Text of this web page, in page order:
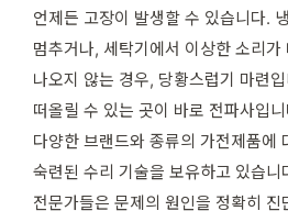
언제든 고장이 발생할 수 있습니다.
멈추거나, 세탁기에서 이상한 소리가
나오지 않는 경우, 당황스럽기 마련
떠올릴 수 있는 곳이 바로 전파사입
다양한 브랜드와 종류의 가전제품에
숙련된 수리 기술을 보유하고 있습니
전문가들은 문제의 원인을 정확히